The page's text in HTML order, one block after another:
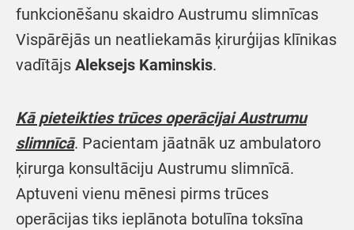
funkcionēšanu skaidro Austrumu slimnīcas
Vispārējās un neatliekamās ķirurģijas klīnikas
vadītājs Aleksejs Kaminskis.
Kā pieteikties trūces operācijai Austrumu
slimnīcā. Pacientam jāatnāk uz ambulatoro
ķirurga konsultāciju Austrumu slimnīcā.
Aptuveni vienu mēnesi pirms trūces
operācijas tiks ieplānota botulīna toksīna